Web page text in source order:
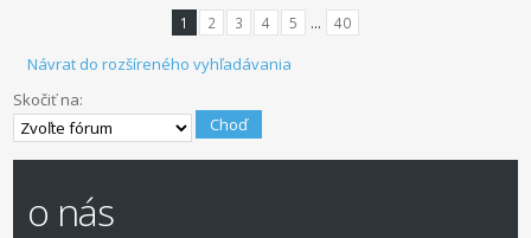
1 2 3 4 5 ... 40
Návrat do rozšíreného vyhľadávania
Skočiť na:
o nás